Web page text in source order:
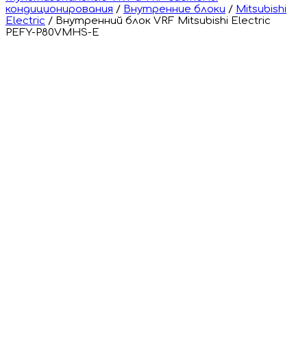
кондиционирования / Внутренние блоки / Mitsubishi
Electric / Внутренний блок VRF Mitsubishi Electric
PEFY-P80VMHS-E